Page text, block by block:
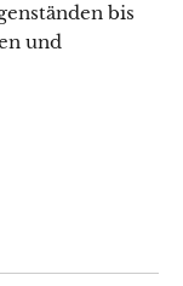
bis
und